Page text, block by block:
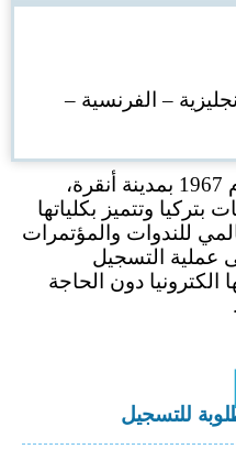
– الفرنسية –
تأسست جامعة حجة تبيه عام 1967 بمدينة أنقرة،
وتتميز بكلياتها
للندوات والمؤتمرات
عملية التسجيل
الكترونيا دون الحاجة
للتسجيل